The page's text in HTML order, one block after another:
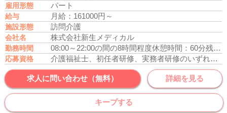
雇用形態 パート
給与 月給：161000円～
施設形態 訪問介護
会社名 株式会社新生メディカル
勤務時間 08:00～22:00の間の8時間程度休憩時間：60分残業なし
応募資格 介護福祉士、初任者研修、実務者研修のいずれかの資格をお持ちの方
求人に問い合わせ（無料） 詳細を見る
キープする